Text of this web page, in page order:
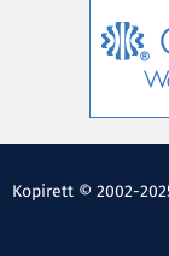
Kopirett © 2002-